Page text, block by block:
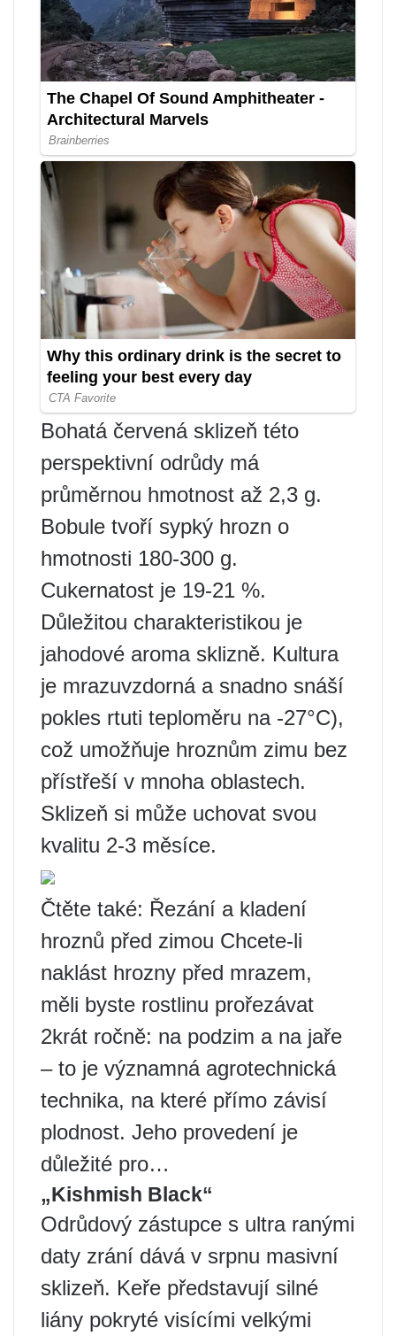
Bohatá červená sklizeň této
perspektivní odrůdy má
průměrnou hmotnost až 2,3 g.
Bobule tvoří sypký hrozn o
hmotnosti 180-300 g.
Cukernatost je 19-21 %.
Důležitou charakteristikou je
jahodové aroma sklizně. Kultura
je mrazuvzdorná a snadno snáší
pokles rtuti teploměru na -27°C),
což umožňuje hroznům zimu bez
přístřeší v mnoha oblastech.
Sklizeň si může uchovat svou
kvalitu 2-3 měsíce.
Čtěte také: Řezání a kladení
hroznů před zimou Chcete-li
naklást hrozny před mrazem,
měli byste rostlinu prořezávat
2krát ročně: na podzim a na jaře
– to je významná agrotechnická
technika, na které přímo závisí
plodnost. Jeho provedení je
důležité pro…
„Kishmish Black“
Odrůdový zástupce s ultra ranými
daty zrání dává v srpnu masivní
sklizeň. Keře představují silné
liány pokryté visícími velkými